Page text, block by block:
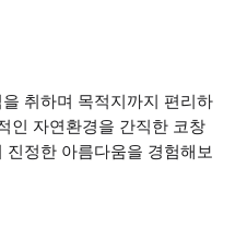
취하며 목적지까지 편리하
인 자연환경을 간직한 코창
정한 아름다움을 경험해보